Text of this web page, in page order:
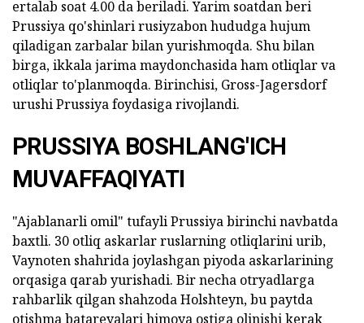
ertalab soat 4.00 da beriladi. Yarim soatdan beri
Prussiya qo'shinlari rusiyzabon hududga hujum
qiladigan zarbalar bilan yurishmoqda. Shu bilan
birga, ikkala jarima maydonchasida ham otliqlar va
otliqlar to'planmoqda. Birinchisi, Gross-Jagersdorf
urushi Prussiya foydasiga rivojlandi.
PRUSSIYA BOSHLANG'ICH
MUVAFFAQIYATI
"Ajablanarli omil" tufayli Prussiya birinchi navbatda
baxtli. 30 otliq askarlar ruslarning otliqlarini urib,
Vaynoten shahrida joylashgan piyoda askarlarining
orqasiga qarab yurishadi. Bir necha otryadlarga
rahbarlik qilgan shahzoda Holshteyn, bu paytda
otishma batareyalari himoya ostiga olinishi kerak